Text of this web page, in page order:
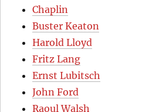
Chaplin
Buster Keaton
Harold Lloyd
Fritz Lang
Ernst Lubitsch
John Ford
Raoul Walsh